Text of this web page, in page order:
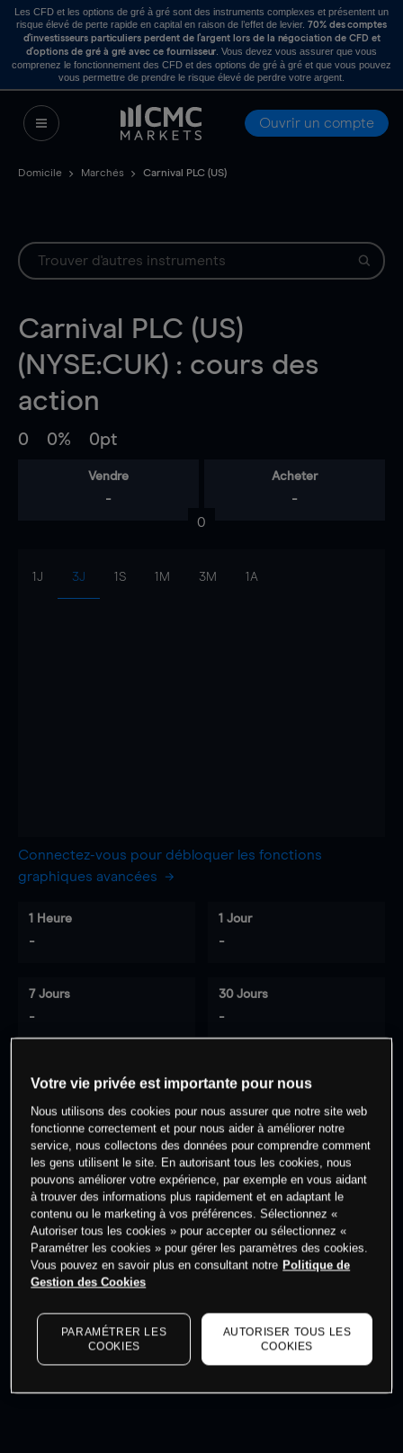
Les CFD et les options de gré à gré sont des instruments complexes et présentent un
risque élevé de perte rapide en capital en raison de l’effet de levier. 70% des comptes
d’investisseurs particuliers perdent de l’argent lors de la négociation de CFD et
d’options de gré à gré avec ce fournisseur . Vous devez vous assurer que vous
comprenez le fonctionnement des CFD et des options de gré à gré et que vous pouvez
vous permettre de prendre le risque élevé de perdre votre argent.
Ouvrir un compte
Domicile Marchés Carnival PLC (US)
Carnival PLC (US)
(NYSE:CUK) : cours des
action
0 0% 0pt
Vendre
-
Acheter
-
0
1J 3J 1S 1M 3M 1A
Connectez-vous pour débloquer les fonctions
graphiques avancées
1 Heure
-
1 Jour
-
7 Jours
-
30 Jours
-
0 % des clients ont une position à
cet actif
Commencez à trader
dernières données du marché.Log into see latest
market data
Votre vie privée est importante pour nous
Nous utilisons des cookies pour nous assurer que notre site web
fonctionne correctement et pour nous aider à améliorer notre
service, nous collectons des données pour comprendre comment
les gens utilisent le site. En autorisant tous les cookies, nous
pouvons améliorer votre expérience, par exemple en vous aidant
à trouver des informations plus rapidement et en adaptant le
contenu ou le marketing à vos préférences. Sélectionnez «
Autoriser tous les cookies » pour accepter ou sélectionnez «
Paramétrer les cookies » pour gérer les paramètres des cookies.
Vous pouvez en savoir plus en consultant notre Politique de
Gestion des Cookies
PARAMÉTRER LES
COOKIES
AUTORISER TOUS LES
COOKIES